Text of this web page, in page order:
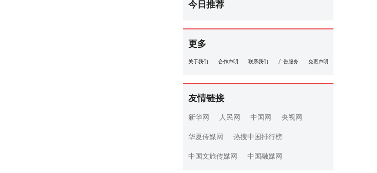
今日推荐
更多
关于我们 合作声明 联系我们 广告服务 免责声明
友情链接
新华网 人民网 中国网
央视网
华夏传媒网
热搜中国排行榜
中国文旅传媒网
中国融媒网